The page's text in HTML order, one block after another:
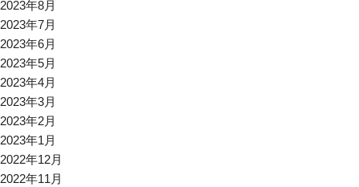
2023年8月
2023年7月
2023年6月
2023年5月
2023年4月
2023年3月
2023年2月
2023年1月
2022年12月
2022年11月